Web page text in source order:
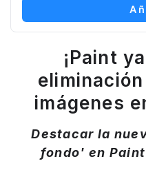
¡Paint
imágenes
Destacar la
fondo' en Paint